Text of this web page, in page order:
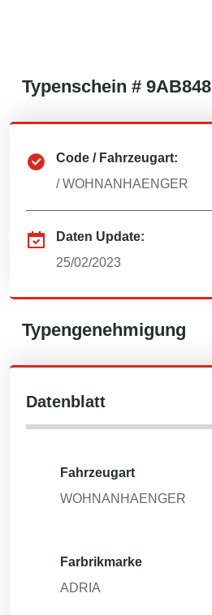
Typenschein # 9AB848
Code / Fahrzeugart:
/WOHNANHAENGER
Daten Update:
25/02/2023
Typengenehmigung
Datenblatt
Fahrzeugart
WOHNANHAENGER
Farbrikmarke
ADRIA